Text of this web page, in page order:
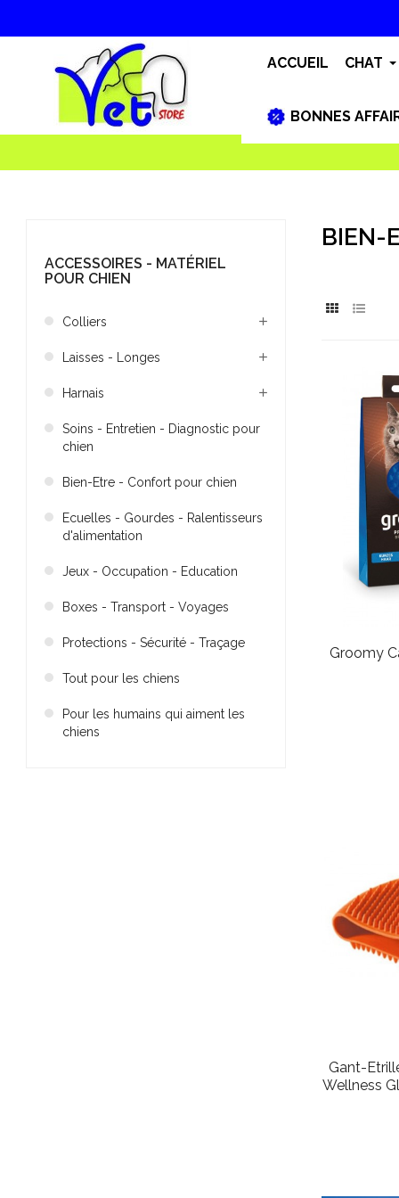
ACCUEIL CHAT
BONNES
ACCESSOIRES - MATÉRIEL
POUR CHIEN
Colliers
Laisses - Longes
Harnais
Soins - Entretien - Diagnostic pour
chien
Bien-Etre - Confort pour chien
Ecuelles - Gourdes - Ralentisseurs
d'alimentation
Jeux - Occupation - Education
Boxes - Transport - Voyages
Protections - Sécurité - Traçage
Tout pour les chiens
Pour les humains qui aiment les
chiens
BIEN-
Groomy
Gant-
Wellness